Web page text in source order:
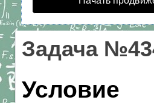
Задача
Условие